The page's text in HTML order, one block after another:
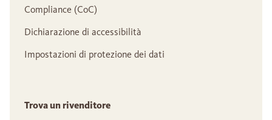
Compliance (CoC)
Dichiarazione di accessibilità
Impostazioni di protezione dei dati
Trova un rivenditore